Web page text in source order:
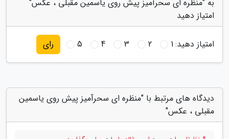
به "منظره ای سحرآمیز پیش روی یاسمین مقبلی ، عکس"
امتیاز دهید
امتیاز دهید:1
2
3
4
5 رای
دیدگاه های مرتبط با "منظره ای سحرآمیز پیش روی یاسمین
مقبلی ، عکس"